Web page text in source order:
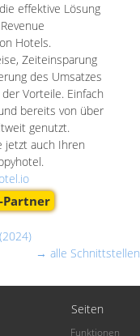
effektive Lösung
Hotels.
Zeiteinsparung
des Umsatzes
Vorteile. Einfach
bereits von über
genutzt.
jetzt auch Ihren
Partner
→ alle Schnittstellen
Seiten
Funktionen